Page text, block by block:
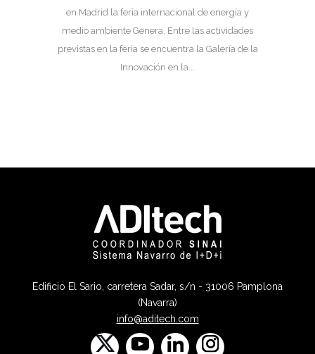
en Madrid la feria internacional de energía y
medio ambiente Genera. Entre las actividades
previstas en la feria se encuentra la Galería de la
Innovación en la...
Edificio El Sario, carretera Sadar, s/n - 31006 Pamplona
(Navarra)
info@aditech.com